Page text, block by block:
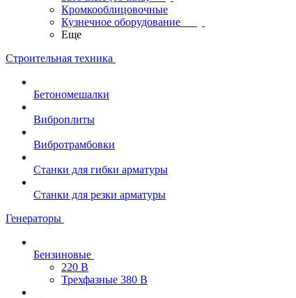
Кромкооблицовочные
Кузнечное оборудование
Еще
Строительная техника
Бетономешалки
Виброплиты
Вибротрамбовки
Станки для гибки арматуры
Станки для резки арматуры
Генераторы
Бензиновые
220 В
Трехфазные 380 В